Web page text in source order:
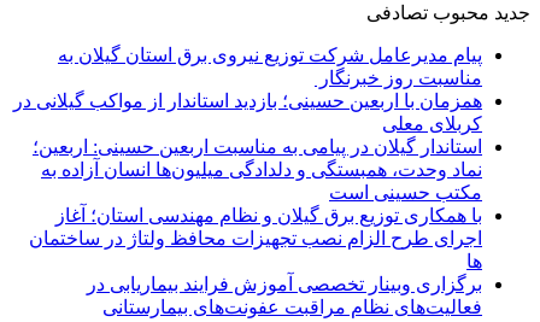
جدید محبوب تصادفی
پیام مدیرعامل شركت توزیع نیروی برق استان گیلان به
مناسبت روز خبرنگار ‌
همزمان با اربعین حسینی؛ بازدید استاندار از مواکب گیلانی در
کربلای معلی
استاندار گیلان در پیامی به مناسبت اربعین حسینی: اربعین؛
نماد وحدت، همبستگی و دلدادگی میلیون‌ها انسان آزاده به
مکتب حسینی است
با همکاری توزیع برق گیلان و نظام مهندسی استان؛ آغاز
اجرای طرح الزام نصب تجهیزات محافظ ولتاژ در ساختمان
ها
برگزاری وبینار تخصصی آموزش فرایند بیماریابی در
فعالیت‌های نظام مراقبت عفونت‌های بیمارستانی